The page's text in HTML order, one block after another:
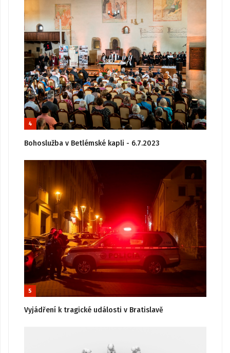
4
Bohoslužba v Betlémské kapli - 6.7.2023
5
Vyjádření k tragické události v Bratislavě